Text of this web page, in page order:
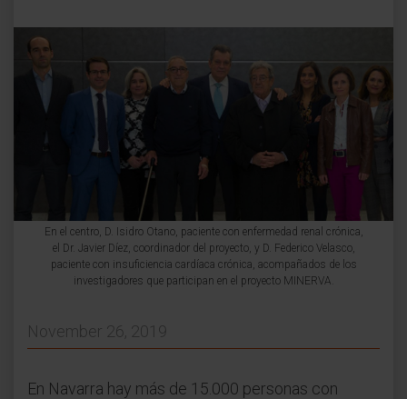
En el centro, D. Isidro Otano, paciente con enfermedad renal crónica,
el Dr. Javier Díez, coordinador del proyecto, y D. Federico Velasco,
paciente con insuficiencia cardíaca crónica, acompañados de los
investigadores que participan en el proyecto MINERVA.
November 26, 2019
En Navarra hay más de 15.000 personas con